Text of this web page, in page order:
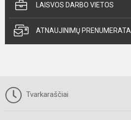
LAISVOS DARBO VIETOS
ATNAUJINIMŲ PRENUMERATA
Tvarkaraščiai